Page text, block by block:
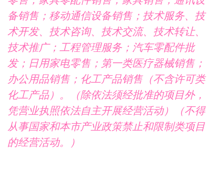
备销售；移动通信设备销售；技术服务、技
术开发、技术咨询、技术交流、技术转让、
技术推广；工程管理服务；汽车零配件批
发；日用家电零售；第一类医疗器械销售；
办公用品销售；化工产品销售（不含许可类
化工产品）。（除依法须经批准的项目外，
凭营业执照依法自主开展经营活动）（不得
从事国家和本市产业政策禁止和限制类项目
的经营活动。）